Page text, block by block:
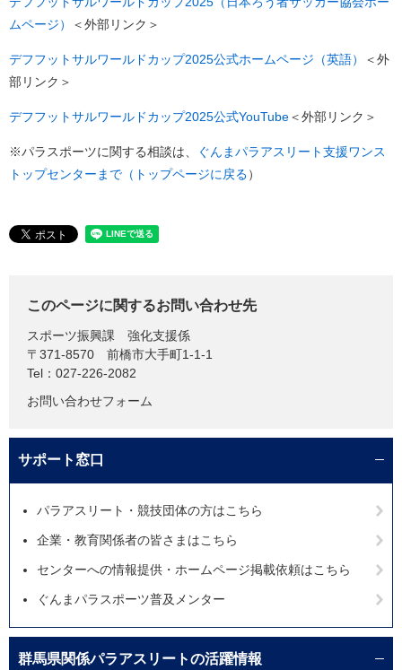
ムページ）
＜外部リンク＞
デフフットサルワールドカップ2025公式ホームページ（英語）
＜外
部リンク＞
デフフットサルワールドカップ2025公式YouTube＜外部リンク＞
※パラスポーツに関する相談は、
ぐんまパラアスリート支援ワンス
トップセンターまで（トップページに戻る）
このページに関するお問い合わせ先
スポーツ振興課
強化支援係
〒371-8570
前橋市大手町1-1-1
Tel：027-226-2082
お問い合わせフォーム
サポート窓口
パラアスリート・競技団体の方はこちら
企業・教育関係者の皆さまはこちら
センターへの情報提供・ホームページ掲載依頼はこちら
ぐんまパラスポーツ普及メンター
群馬県関係パラアスリートの活躍情報